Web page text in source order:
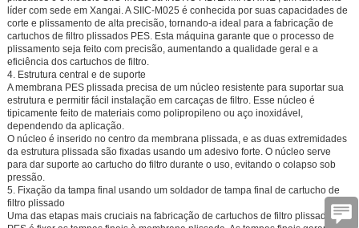
líder com sede em Xangai. A SIIC-M025 é conhecida por suas capacidades de
corte e plissamento de alta precisão, tornando-a ideal para a fabricação de
cartuchos de filtro plissados PES. Esta máquina garante que o processo de
plissamento seja feito com precisão, aumentando a qualidade geral e a
eficiência dos cartuchos de filtro.
4. Estrutura central e de suporte
A membrana PES plissada precisa de um núcleo resistente para suportar sua
estrutura e permitir fácil instalação em carcaças de filtro. Esse núcleo é
tipicamente feito de materiais como polipropileno ou aço inoxidável,
dependendo da aplicação.
O núcleo é inserido no centro da membrana plissada, e as duas extremidades
da estrutura plissada são fixadas usando um adesivo forte. O núcleo serve
para dar suporte ao cartucho do filtro durante o uso, evitando o colapso sob
pressão.
5. Fixação da tampa final usando um soldador de tampa final de cartucho de
filtro plissado
Uma das etapas mais cruciais na fabricação de cartuchos de filtro plissados